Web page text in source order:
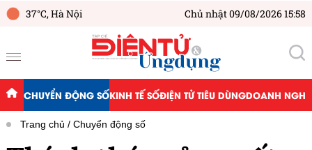
37°C,Hà Nội Chủ nhật 09/08/2026 15:58
CHUYỂN ĐỘNG SỐKINH TẾ SỐĐIỆN TỬ TIÊU DÙNGDOANH
Trang chủ Chuyển động số